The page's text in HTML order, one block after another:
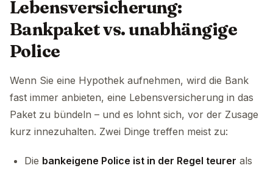
Lebensversicherung:
Bankpaket vs. unabhängige
Police
Wenn Sie eine Hypothek aufnehmen, wird die Bank
fast immer anbieten, eine Lebensversicherung in das
Paket zu bündeln – und es lohnt sich, vor der Zusage
kurz innezuhalten. Zwei Dinge treffen meist zu:
Die bankeigene Police ist in der Regel teurer als